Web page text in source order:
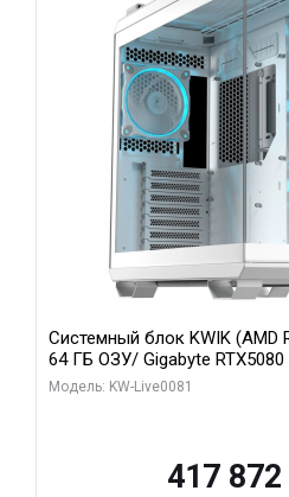
Системный блок KWIK (AMD
64 ГБ ОЗУ/ Gigabyte RTX5080
16GB GDDR7 256bit/ 1 ТБ SSD)
Модель: KW-Live0081
417